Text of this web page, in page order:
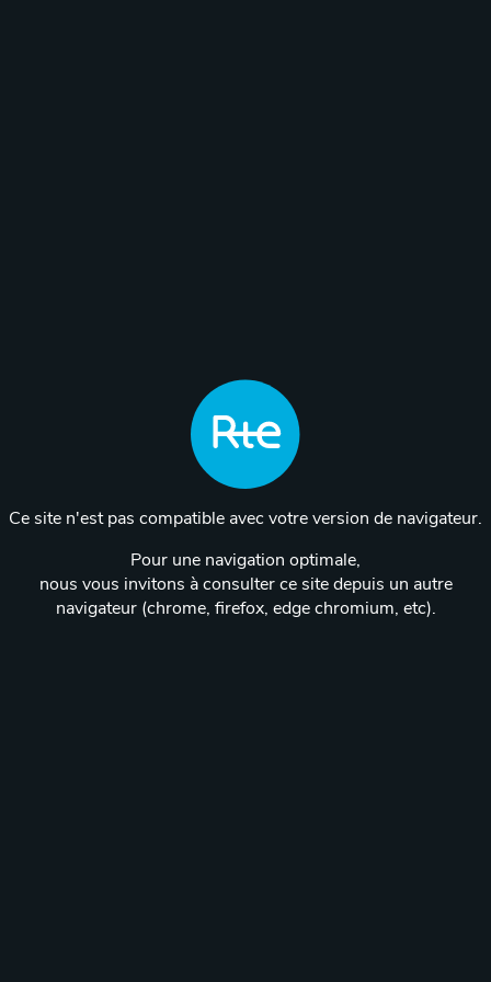
Ce site n'est pas compatible avec votre version de navigateur.
Pour une navigation optimale,
nous vous invitons à consulter ce site depuis un autre
navigateur (chrome, firefox, edge chromium, etc).